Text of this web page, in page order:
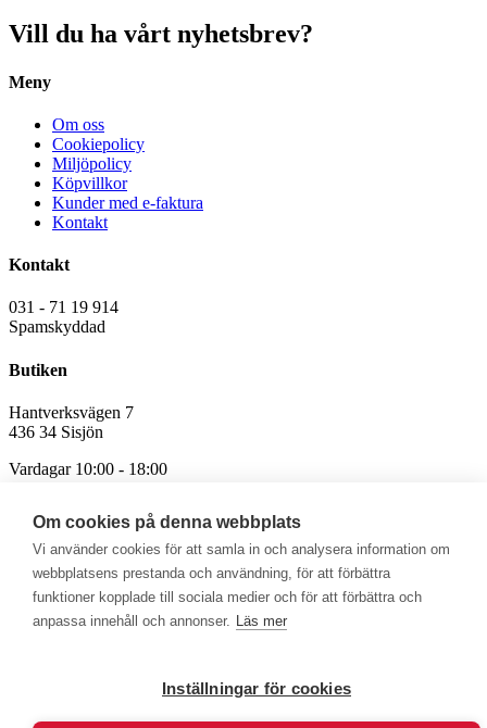
Om cookies på denna webbplats
Vi använder cookies för att samla in och analysera information om
webbplatsens prestanda och användning, för att förbättra
funktioner kopplade till sociala medier och för att förbättra och
anpassa innehåll och annonser. Läs mer
Inställningar för cookies
produkten
har
på
Vill du ha vårt nyhetsbrev?
Meny
Om oss
Cookiepolicy
Miljöpolicy
Köpvillkor
Kunder med e-faktura
Kontakt
Kontakt
031 - 71 19 914
Spamskyddad
Butiken
Hantverksvägen 7
436 34 Sisjön
Vardagar 10:00 - 18:00
Avvikande öppettider för röda och helgdagar
Stärkevästen Heatknife Bauerfeind Stimulite